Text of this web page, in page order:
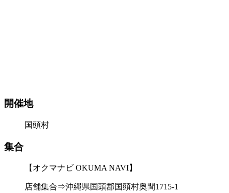
開催地
国頭村
集合
【オクマナビ OKUMA NAVI】
店舗集合⇒沖縄県国頭郡国頭村奥間1715-1